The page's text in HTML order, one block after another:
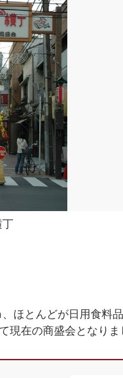
丁
ほとんどが日用食料
現在の商盛会となりま